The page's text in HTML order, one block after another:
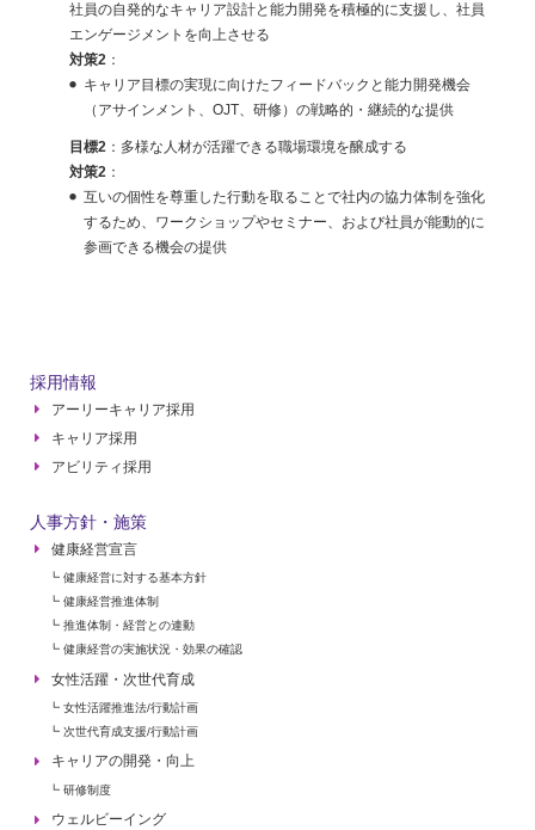
採用情報
アーリーキャリア採用
キャリア採用
アビリティ採用
人事方針・施策
健康経営宣言
┗ 健康経営に対する基本方針
┗ 健康経営推進体制
┗ 推進体制・経営との連動
┗ 健康経営の実施状況・効果の確認
女性活躍・次世代育成
┗ 女性活躍推進法/行動計画
┗ 次世代育成支援/行動計画
キャリアの開発・向上
┗ 研修制度
ウェルビーイング
社員の自発的なキャリア設計と能力開発を積極的に支援し、社員
エンゲージメントを向上させる
対策2 ：
キャリア目標の実現に向けたフィードバックと能力開発機会
（アサインメント、OJT、研修）の戦略的・継続的な提供
目標2 ： 多様な人材が活躍できる職場環境を醸成する
対策2 ：
互いの個性を尊重した行動を取ることで社内の協力体制を強化
するため、ワークショップやセミナー、および社員が能動的に
参画できる機会の提供